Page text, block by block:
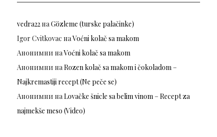
vedra22наGözleme (turske palačinke)
Igor Cvitkovac наVoćni kolač sa makom
Анонимни наVoćni kolač sa makom
Анонимни наRozen kolač sa makom i čokoladom –
Najkremastiji recept (Ne peče se)
Анонимни наLovačke šnicle sa belim vinom – Recept za
najmekše meso (Video)